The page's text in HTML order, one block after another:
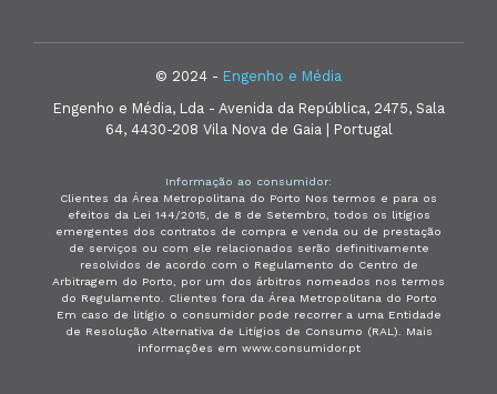
© 2024 - Engenho e Média
Engenho e Média, Lda - Avenida da República, 2475, Sala
64, 4430-208 Vila Nova de Gaia | Portugal
Informação ao consumidor:
Clientes da Área Metropolitana do Porto Nos termos e para os
efeitos da Lei 144/2015, de 8 de Setembro, todos os litígios
emergentes dos contratos de compra e venda ou de prestação
de serviços ou com ele relacionados serão definitivamente
resolvidos de acordo com o Regulamento do Centro de
Arbitragem do Porto, por um dos árbitros nomeados nos termos
do Regulamento. Clientes fora da Área Metropolitana do Porto
Em caso de litígio o consumidor pode recorrer a uma Entidade
de Resolução Alternativa de Litígios de Consumo (RAL). Mais
informações em www.consumidor.pt